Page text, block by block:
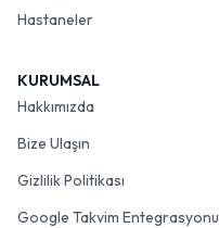
Hastaneler
KURUMSAL
Hakkımızda
Bize Ulaşın
Gizlilik Politikası
Google Takvim Entegrasyonu